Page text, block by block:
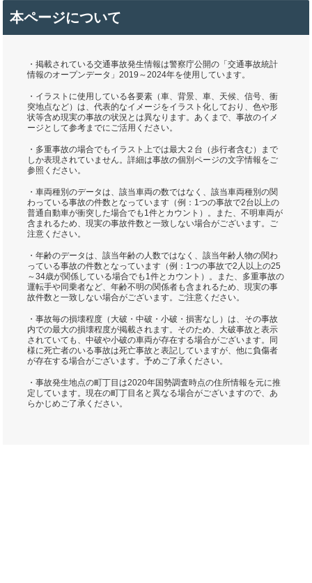
本ページについて
・掲載されている交通事故発生情報は警察庁公開の「交通事故統計
情報のオープンデータ」2019～2024年を使用しています。
・イラストに使用している各要素（車、背景、車、天候、信号、衝
突地点など）は、代表的なイメージをイラスト化しており、色や形
状等含め現実の事故の状況とは異なります。あくまで、事故のイメ
ージとして参考までにご活用ください。
・多重事故の場合でもイラスト上では最大２台（歩行者含む）まで
しか表現されていません。詳細は事故の個別ページの文字情報をご
参照ください。
・車両種別のデータは、該当車両の数ではなく、該当車両種別の関
わっている事故の件数となっています（例：1つの事故で2台以上の
普通自動車が衝突した場合でも1件とカウント）。また、不明車両が
含まれるため、現実の事故件数と一致しない場合がございます。ご
注意ください。
・年齢のデータは、該当年齢の人数ではなく、該当年齢人物の関わ
っている事故の件数となっています（例：1つの事故で2人以上の25
～34歳が関係している場合でも1件とカウント）。また、多重事故の
運転手や同乗者など、年齢不明の関係者も含まれるため、現実の事
故件数と一致しない場合がございます。ご注意ください。
・事故毎の損壊程度（大破・中破・小破・損害なし）は、その事故
内での最大の損壊程度が掲載されます。そのため、大破事故と表示
されていても、中破や小破の車両が存在する場合がございます。同
様に死亡者のいる事故は死亡事故と表記していますが、他に負傷者
が存在する場合がございます。予めご了承ください。
・事故発生地点の町丁目は2020年国勢調査時点の住所情報を元に推
定しています。現在の町丁目名と異なる場合がございますので、あ
らかじめご了承ください。